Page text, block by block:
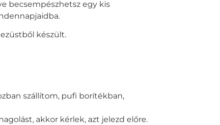
becsempészhetsz egy kis
készült.
szállítom, pufi borítékban,
akkor kérlek, azt jelezd előre.